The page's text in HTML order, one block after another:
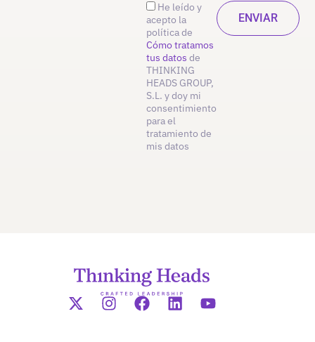
He leído y
acepto la
política de
Cómo tratamos
tus datos de
THINKING
HEADS GROUP,
S.L. y doy mi
consentimiento
para el
tratamiento de
mis datos